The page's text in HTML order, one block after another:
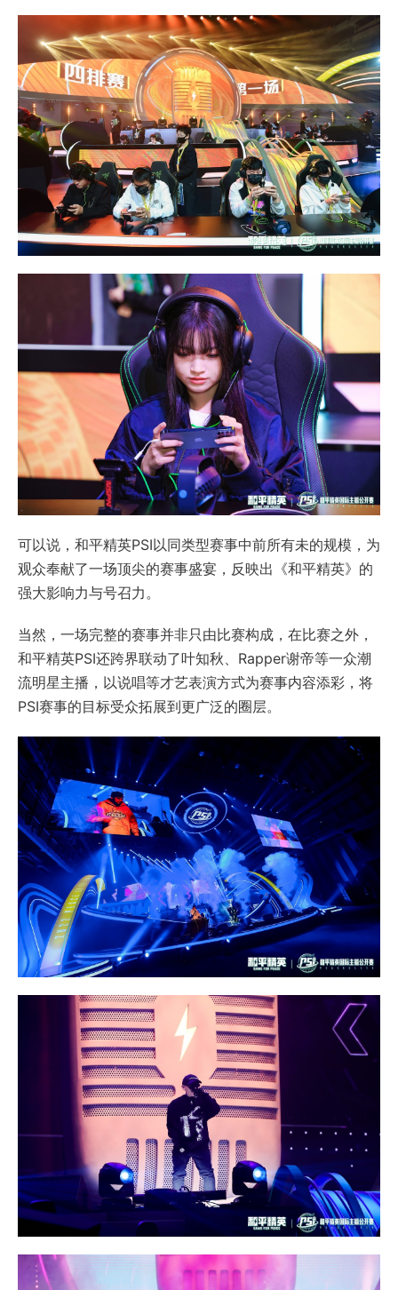
可以说，和平精英PSI以同类型赛事中前所有未的规模，为
观众奉献了一场顶尖的赛事盛宴，反映出《和平精英》的
强大影响力与号召力。
当然，一场完整的赛事并非只由比赛构成，在比赛之外，
和平精英PSI还跨界联动了叶知秋、Rapper谢帝等一众潮
流明星主播，以说唱等才艺表演方式为赛事内容添彩，将
PSI赛事的目标受众拓展到更广泛的圈层。